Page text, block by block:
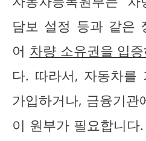
담보 설정 등과 같은
어 차량 소유권을 입
다. 따라서, 자동차를
가입하거나, 금융기관
이 원부가 필요합니다